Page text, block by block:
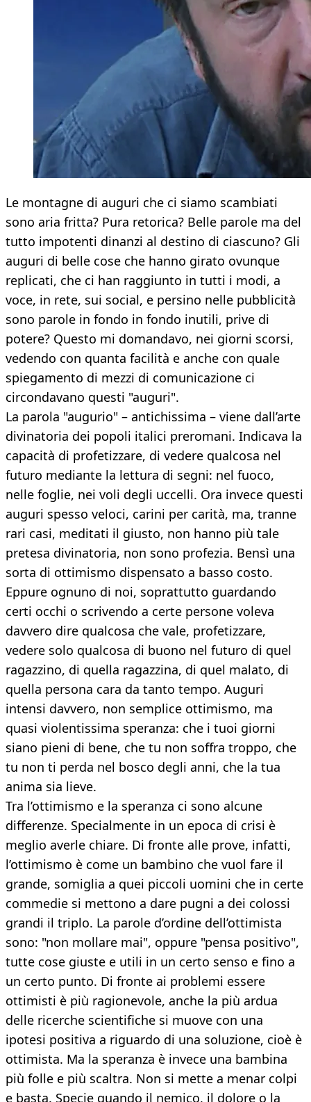
Le montagne di auguri che ci siamo scambiati
sono aria fritta? Pura retorica? Belle parole ma del
tutto impotenti dinanzi al destino di ciascuno? Gli
auguri di belle cose che hanno girato ovunque
replicati, che ci han raggiunto in tutti i modi, a
voce, in rete, sui social, e persino nelle pubblicità
sono parole in fondo in fondo inutili, prive di
potere? Questo mi domandavo, nei giorni scorsi,
vedendo con quanta facilità e anche con quale
spiegamento di mezzi di comunicazione ci
circondavano questi "auguri".
La parola "augurio" – antichissima – viene dall’arte
divinatoria dei popoli italici preromani. Indicava la
capacità di profetizzare, di vedere qualcosa nel
futuro mediante la lettura di segni: nel fuoco,
nelle foglie, nei voli degli uccelli. Ora invece questi
auguri spesso veloci, carini per carità, ma, tranne
rari casi, meditati il giusto, non hanno più tale
pretesa divinatoria, non sono profezia. Bensì una
sorta di ottimismo dispensato a basso costo.
Eppure ognuno di noi, soprattutto guardando
certi occhi o scrivendo a certe persone voleva
davvero dire qualcosa che vale, profetizzare,
vedere solo qualcosa di buono nel futuro di quel
ragazzino, di quella ragazzina, di quel malato, di
quella persona cara da tanto tempo. Auguri
intensi davvero, non semplice ottimismo, ma
quasi violentissima speranza: che i tuoi giorni
siano pieni di bene, che tu non soffra troppo, che
tu non ti perda nel bosco degli anni, che la tua
anima sia lieve.
Tra l’ottimismo e la speranza ci sono alcune
differenze. Specialmente in un epoca di crisi è
meglio averle chiare. Di fronte alle prove, infatti,
l’ottimismo è come un bambino che vuol fare il
grande, somiglia a quei piccoli uomini che in certe
commedie si mettono a dare pugni a dei colossi
grandi il triplo. La parole d’ordine dell’ottimista
sono: "non mollare mai", oppure "pensa positivo",
tutte cose giuste e utili in un certo senso e fino a
un certo punto. Di fronte ai problemi essere
ottimisti è più ragionevole, anche la più ardua
delle ricerche scientifiche si muove con una
ipotesi positiva a riguardo di una soluzione, cioè è
ottimista. Ma la speranza è invece una bambina
più folle e più scaltra. Non si mette a menar colpi
e basta. Specie quando il nemico, il dolore o la